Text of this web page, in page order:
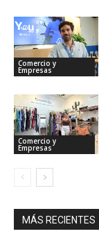
Comercio y
Empresas
Comercio y
Empresas
MÁS RECIENTES